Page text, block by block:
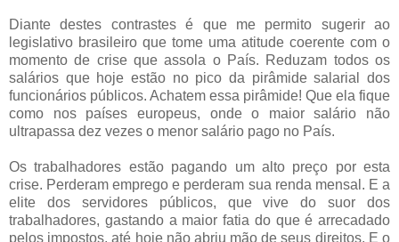
Diante destes contrastes é que me permito sugerir ao
legislativo brasileiro que tome uma atitude coerente com o
momento de crise que assola o País. Reduzam todos os
salários que hoje estão no pico da pirâmide salarial dos
funcionários públicos. Achatem essa pirâmide! Que ela fique
como nos países europeus, onde o maior salário não
ultrapassa dez vezes o menor salário pago no País.
Os trabalhadores estão pagando um alto preço por esta
crise. Perderam emprego e perderam sua renda mensal. E a
elite dos servidores públicos, que vive do suor dos
trabalhadores, gastando a maior fatia do que é arrecadado
pelos impostos, até hoje não abriu mão de seus direitos. E o